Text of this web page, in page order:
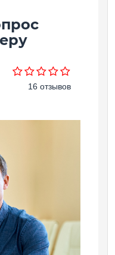
16 отзывов